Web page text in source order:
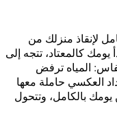
لإنقاذ منزلك من
كالمعتاد، تتجه إلى
المياه ترفض
العكسي حاملة معها
بالكامل، وتتحول